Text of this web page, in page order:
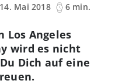
14. Mai 2018
6 min.
Los Angeles
wird es nicht
Dich auf eine